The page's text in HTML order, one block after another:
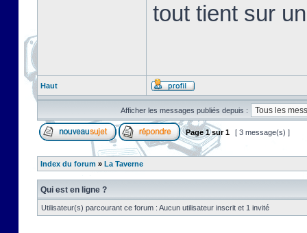
tout tient sur
Haut
Afficher les messages publiés depuis :
Page1sur1 [ 3 message(s) ]
Index du forum » La Taverne
Qui est en ligne ?
Utilisateur(s) parcourant ce forum : Aucun utilisateur inscrit et 1 invité